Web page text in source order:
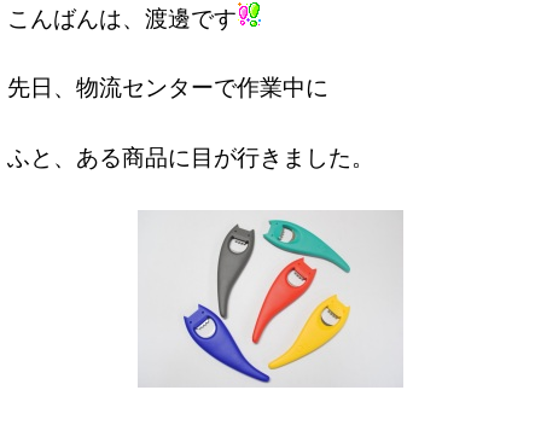
こんばんは、渡邊です
先日、物流センターで作業中に
ふと、ある商品に目が行きました。